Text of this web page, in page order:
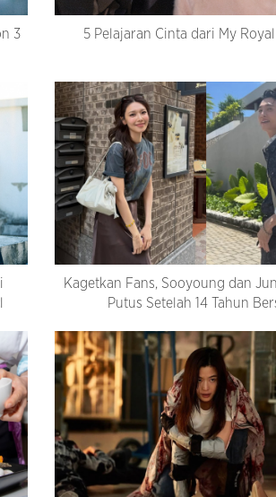
3
5 Pelajaran Cinta dari My
Kagetkan Fans, Sooyoung dan
Putus Setelah 14 Tahun